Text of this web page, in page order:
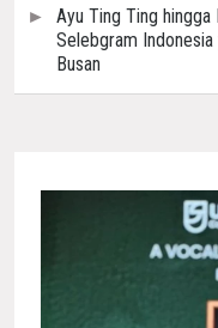
Ayu Ting Ting
Selebgram
Busan